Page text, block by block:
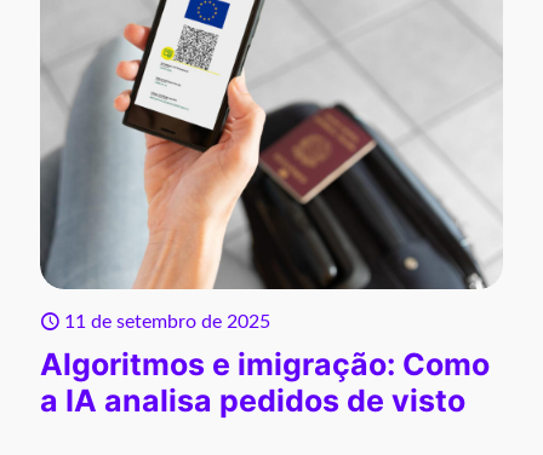
11 de setembro de 2025
Algoritmos e imigração: Como
a IA analisa pedidos de visto